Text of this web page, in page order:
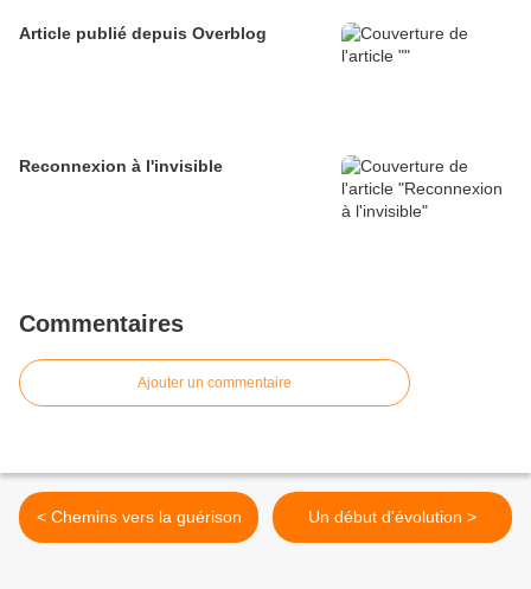
Article publié depuis Overblog
Reconnexion à l'invisible
Commentaires
Ajouter un commentaire
< Chemins vers la guérison Un début d'évolution >